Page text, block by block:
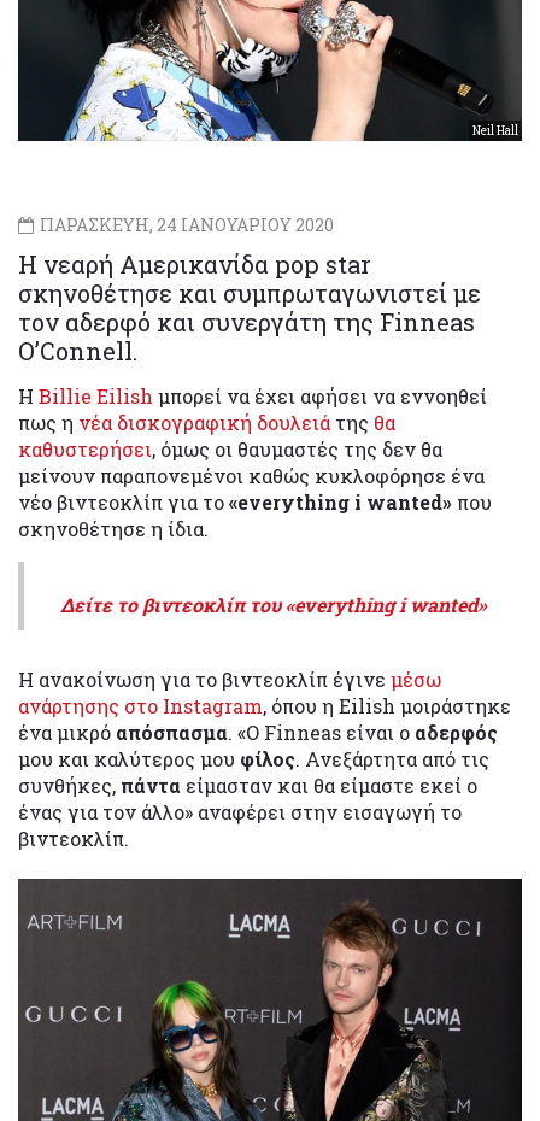
Neil Hall
ΠΑΡΑΣΚΕΥΗ, 24 ΙΑΝΟΥΑΡΙΟΥ 2020
Η νεαρή Αμερικανίδα pop star
σκηνοθέτησε και συμπρωταγωνιστεί με
τον αδερφό και συνεργάτη της Finneas
O’Connell.
Η Billie Eilish μπορεί να έχει αφήσει να εννοηθεί
πως η νέα δισκογραφική δουλειά της θα
καθυστερήσει, όμως οι θαυμαστές της δεν θα
μείνουν παραπονεμένοι καθώς κυκλοφόρησε ένα
νέο βιντεοκλίπ για το«everything i wanted» που
σκηνοθέτησε η ίδια.
Δείτε το βιντεοκλίπ του «everything i wanted»
Η ανακοίνωση για το βιντεοκλίπ έγινε μέσω
ανάρτησης στο Instagram, όπου η Eilish μοιράστηκε
ένα μικρό απόσπασμα. «Ο Finneas είναι ο αδερφός
μου και καλύτερος μου φίλος. Ανεξάρτητα από τις
συνθήκες, πάντα είμασταν και θα είμαστε εκεί ο
ένας για τον άλλο» αναφέρει στην εισαγωγή το
βιντεοκλίπ.